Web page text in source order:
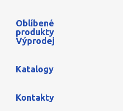
Oblíbené
produkty
Výprodej
Katalogy
Kontakty